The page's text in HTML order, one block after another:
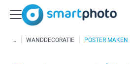
WANDDECORATIE POSTER MAKEN